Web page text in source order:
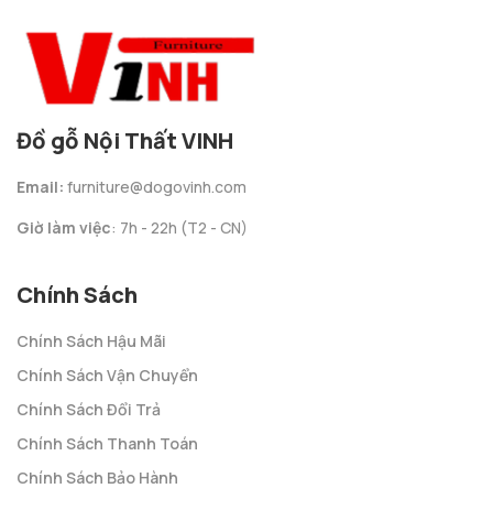
Đồ gỗ Nội Thất VINH
Email: furniture@dogovinh.com
Giờ làm việc: 7h - 22h (T2 - CN)
Chính Sách
Chính Sách Hậu Mãi
Chính Sách Vận Chuyển
Chính Sách Đổi Trả
Chính Sách Thanh Toán
Chính Sách Bảo Hành